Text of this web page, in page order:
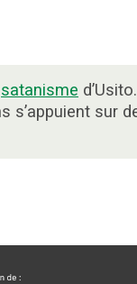
satanisme d’Usito.
s’appuient sur